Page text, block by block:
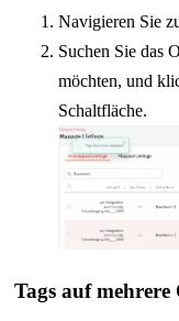
Navigieren Sie
Suchen Sie das
möchten, und
Schaltfläche.
Tags auf